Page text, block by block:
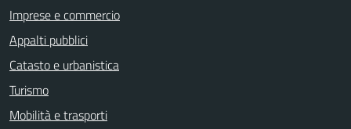
Imprese e commercio
Appalti pubblici
Catasto e urbanistica
Turismo
Mobilità e trasporti